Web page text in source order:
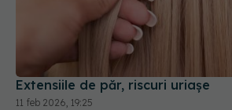
Extensiile de păr, riscuri uriașe
11 feb 2026, 19:25